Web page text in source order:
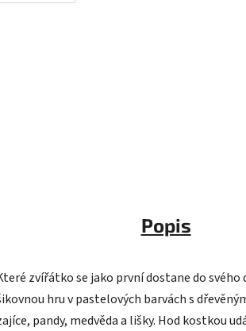
Popis
zvířátko se jako první dostane do svého
hru v pastelových barvách s
pandy, medvěda a lišky. Hod kostkou